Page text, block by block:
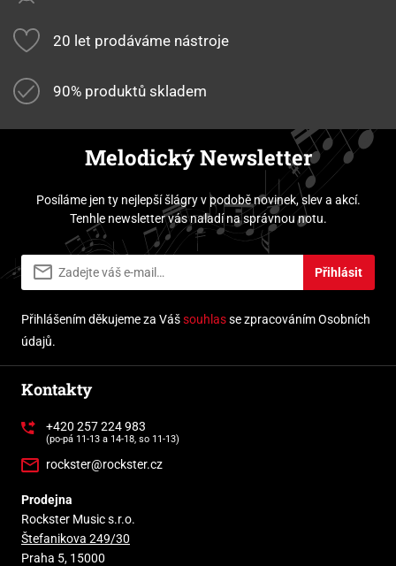
20 let prodáváme nástroje
90% produktů skladem
Melodický Newsletter
Posíláme jen ty nejlepší šlágry v podobě novinek, slev a akcí.
Tenhle newsletter vás naladí na správnou notu.
Přihlásit
Přihlášením děkujeme za Vášsouhlasse zpracováním Osobních
údajů.
Kontakty
+420 257 224 983
(po-pá 11-13 a 14-18, so 11-13)
rockster@rockster.cz
Prodejna
Rockster Music s.r.o.
Štefanikova 249/30
Praha 5, 15000